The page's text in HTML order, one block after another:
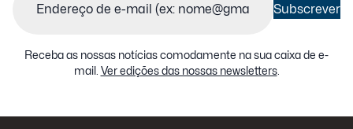
Subscrever
Receba as nossas notícias comodamente na sua caixa de e-
mail. Ver edições das nossas newsletters.